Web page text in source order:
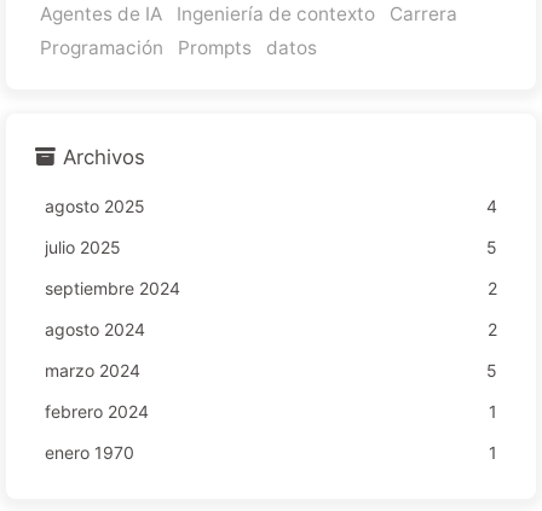
Agentes de IA
Ingeniería de contexto
Carrera
Programación
Prompts datos
Archivos
agosto 2025
4
julio 2025
5
septiembre 2024
2
agosto 2024
2
marzo 2024
5
febrero 2024
1
enero 1970
1